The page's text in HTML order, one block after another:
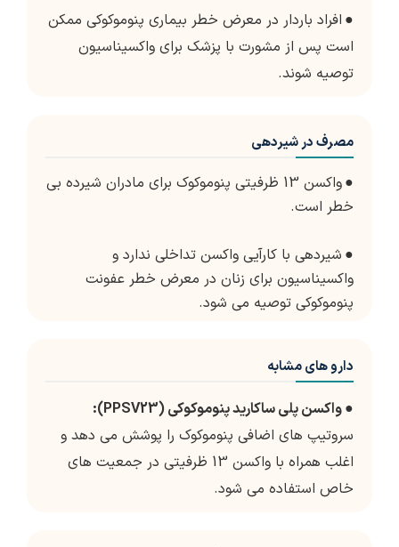
● افراد باردار در معرض خطر بیماری پنوموکوکی ممکن
است پس از مشورت با پزشک برای واکسیناسیون
توصیه شوند.
مصرف در شیردهی
●
واکسن 13 ظرفیتی پنوموکوک برای مادران شیرده بی
خطر است.
● شیردهی با کارآیی واکسن تداخلی ندارد و
واکسیناسیون برای زنان در معرض خطر عفونت
پنوموکوکی توصیه می شود.
دارو های مشابه
●واکسن پلی ساکارید پنوموکوکی (PPSV23):
سروتیپ های اضافی پنوموکوک را پوشش می دهد و
اغلب همراه با واکسن 13 ظرفیتی در جمعیت های
خاص استفاده می شود.